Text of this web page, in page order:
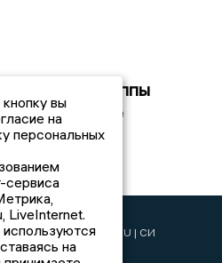
группы
в Воронеже
© VORONEZHNEWS.RU | СИ
новости»
вы
на
персональных
сервиса
LiveInternet.
на